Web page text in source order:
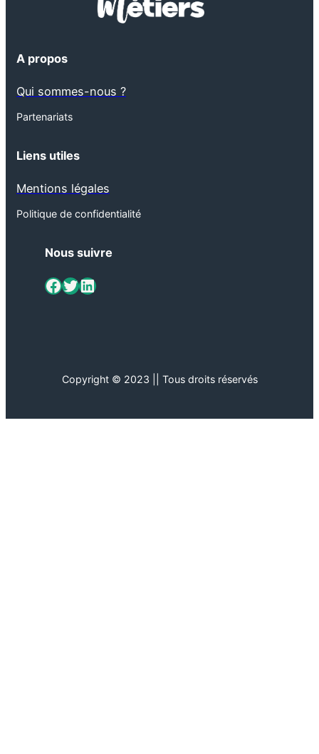
A propos
Qui sommes-nous ?
Partenariats
Liens utiles
Mentions légales
Politique de confidentialité
Nous suivre
ViaMétiers sur Facebook Twitter LinkedIn
Copyright © 2023 || Tous droits réservés